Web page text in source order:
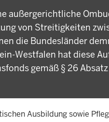
außergerichtliche
von Streitigkeiten
die Bundesländer
Westfalen hat diese
gemäß § 26
Ausbildung sowie